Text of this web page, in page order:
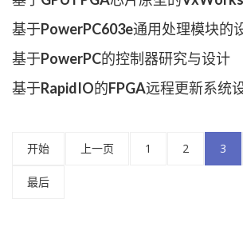
基于PowerPC603e通用处理模块的
基于PowerPC的控制器研究与设计
基于RapidIO的FPGA远程更新系统
开始 上一页 1 2 3
最后